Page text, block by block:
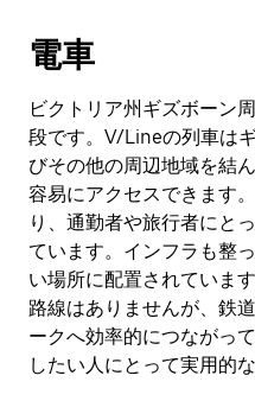
電車
ビクトリア州ギズボーン
段です。V/Lineの列車は
びその他の周辺地域を結
容易にアクセスできます
り、通勤者や旅行者にと
ています。インフラも整
い場所に配置されていま
路線はありませんが、鉄
ークへ効率的につながっ
したい人にとって実用的